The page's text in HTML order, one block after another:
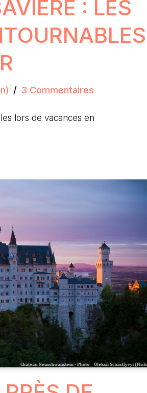
: LES
3 Commentaires
lors de vacances en